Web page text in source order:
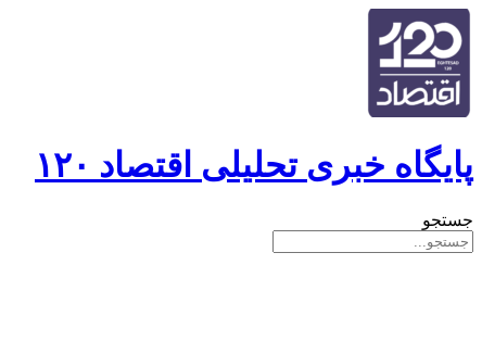
پایگاه خبری تحلیلی اقتصاد ۱۲۰
جستجو